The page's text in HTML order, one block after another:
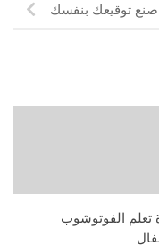
توقيعك بنفسك
تعلم الفوتوشوب